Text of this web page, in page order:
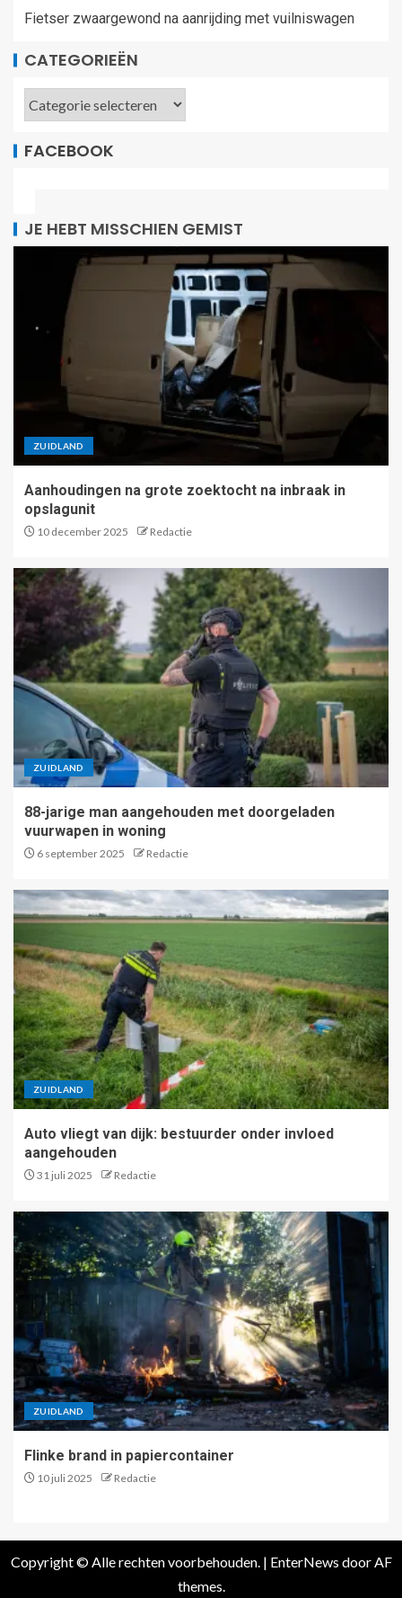
Fietser zwaargewond na aanrijding met vuilniswagen
CATEGORIEËN
FACEBOOK
JE HEBT MISSCHIEN GEMIST
ZUIDLAND
Aanhoudingen na grote zoektocht na inbraak in
opslagunit
10 december 2025 Redactie
ZUIDLAND
88-jarige man aangehouden met doorgeladen
vuurwapen in woning
6 september 2025 Redactie
ZUIDLAND
Auto vliegt van dijk: bestuurder onder invloed
aangehouden
31 juli 2025 Redactie
ZUIDLAND
Flinke brand in papiercontainer
10 juli 2025 Redactie
Copyright © Alle rechten voorbehouden. | EnterNews door AF
themes.